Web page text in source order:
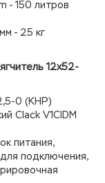
- 150 литров
- 25 кг
12х52-
0 (КНР)
Clack V1CIDM
питания,
подключения,